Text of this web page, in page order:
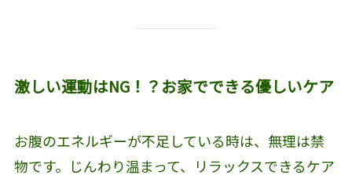
激しい運動はNG！？お家でできる優しいケア
お腹のエネルギーが不足している時は、無理は禁
物です。じんわり温まって、リラックスできるケア